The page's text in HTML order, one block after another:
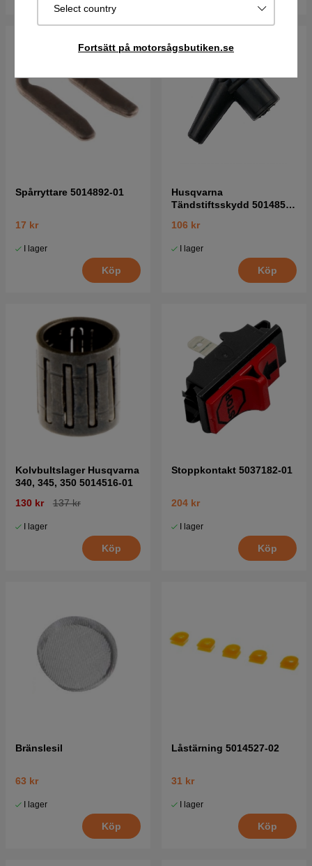
Select country
Fortsätt på motorsågsbutiken.se
Spårryttare 5014892-01
17 kr
I lager
Köp
Husqvarna
Tändstiftsskydd 5014854-
106 kr
I lager
Köp
Kolvbultslager Husqvarna
340, 345, 350 5014516-01
130 kr
137 kr
I lager
Köp
Stoppkontakt 5037182-01
204 kr
I lager
Köp
Bränslesil
63 kr
I lager
Köp
Låstärning 5014527-02
31 kr
I lager
Köp